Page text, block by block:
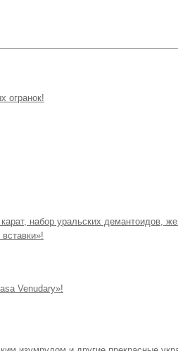
огранок!
набор уральских демантоидов,
Venudary»!